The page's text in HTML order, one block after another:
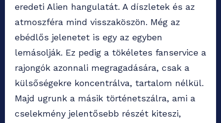
eredeti Alien hangulatát. A díszletek és az
atmoszféra mind visszaköszön. Még az
ebédlős jelenetet is egy az egyben
lemásolják. Ez pedig a tökéletes fanservice a
rajongók azonnali megragadására, csak a
külsőségekre koncentrálva, tartalom nélkül.
Majd ugrunk a másik történetszálra, ami a
cselekmény jelentősebb részét kiteszi,